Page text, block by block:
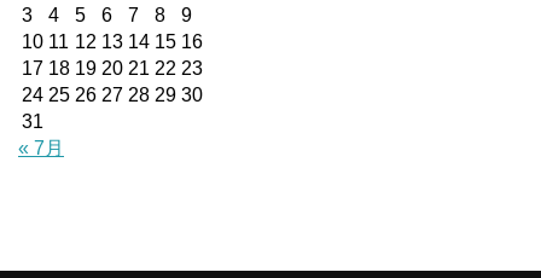
3
4 5 6 7 8
9
10 11 12 13 14 15 16
17 18 19 20 21 22 23
24 25 26 27 28 29 30
31
« 7月